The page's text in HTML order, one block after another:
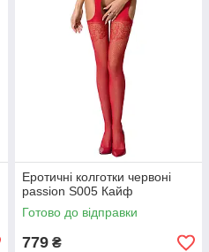
Еротичні колготки червоні
passion S005 Кайф
Готово до відправки
779 ₴